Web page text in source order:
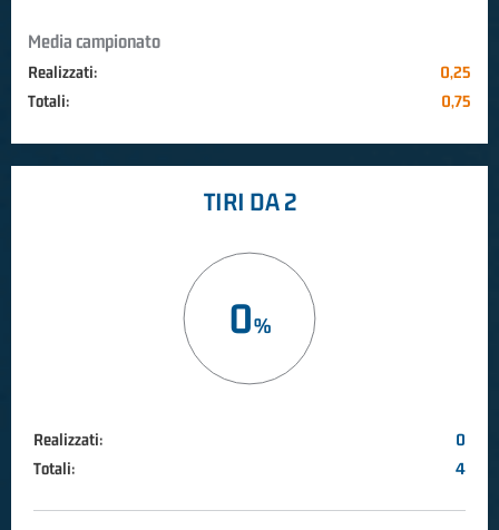
Media campionato
Realizzati:
0,25
Totali:
0,75
TIRI DA 2
0
Realizzati:
0
Totali:
4